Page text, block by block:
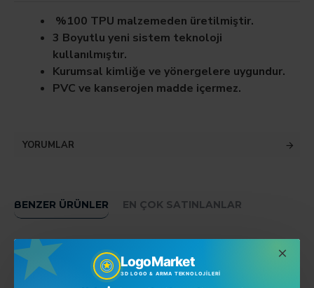
LogoMarket
3D LOGO & ARMA TEKNOLOJILERI
%100 TPU malzemeden üretilmiştir.
3 Boyutlu yeni sistem teknoloji
kullanılmıştır.
Kurumsal kimliğe ve yönergelere uygundur.
PVC ve kanserojen madde içermez.
YORUMLAR
BENZER ÜRÜNLER EN ÇOK SATINLANLAR